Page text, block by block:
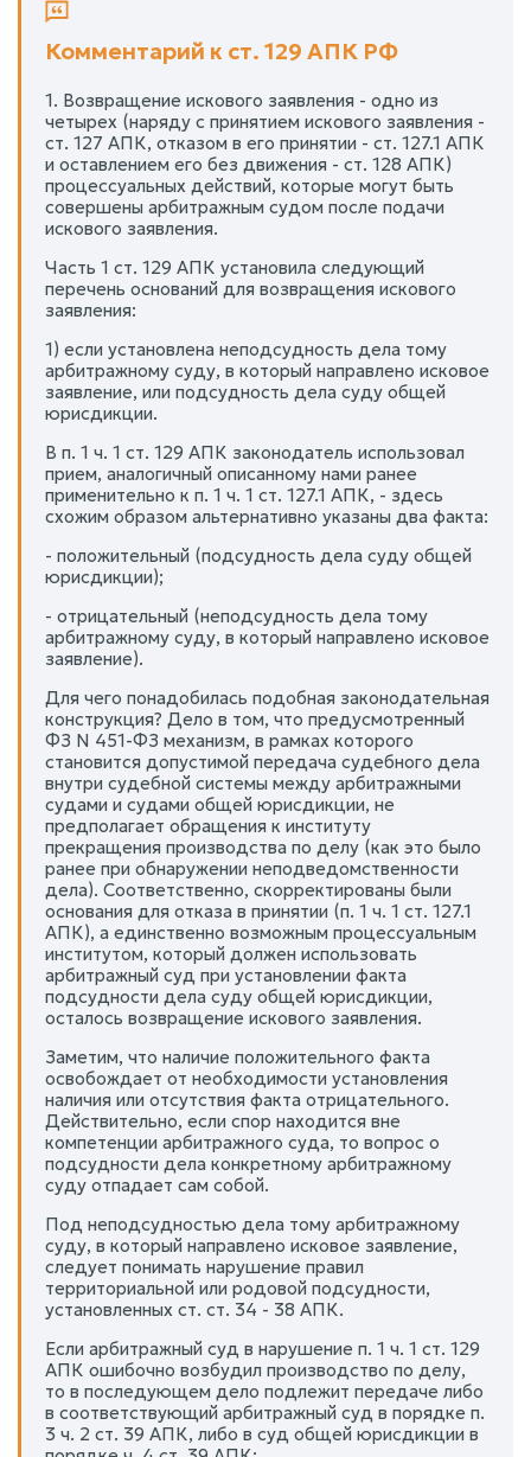
Комментарий к ст. 129 АПК РФ
1. Возвращение искового заявления - одно из
четырех (наряду с принятием искового заявления -
ст. 127 АПК, отказом в его принятии - ст. 127.1 АПК
и оставлением его без движения - ст. 128 АПК)
процессуальных действий, которые могут быть
совершены арбитражным судом после подачи
искового заявления.
Часть 1 ст. 129 АПК установила следующий
перечень оснований для возвращения искового
заявления:
1) если установлена неподсудность дела тому
арбитражному суду, в который направлено исковое
заявление, или подсудность дела суду общей
юрисдикции.
В п. 1 ч. 1 ст. 129 АПК законодатель использовал
прием, аналогичный описанному нами ранее
применительно к п. 1 ч. 1 ст. 127.1 АПК, - здесь
схожим образом альтернативно указаны два факта:
- положительный (подсудность дела суду общей
юрисдикции);
- отрицательный (неподсудность дела тому
арбитражному суду, в который направлено исковое
заявление).
Для чего понадобилась подобная законодательная
конструкция? Дело в том, что предусмотренный
ФЗ N 451-ФЗ механизм, в рамках которого
становится допустимой передача судебного дела
внутри судебной системы между арбитражными
судами и судами общей юрисдикции, не
предполагает обращения к институту
прекращения производства по делу (как это было
ранее при обнаружении неподведомственности
дела). Соответственно, скорректированы были
основания для отказа в принятии (п. 1 ч. 1 ст. 127.1
АПК), а единственно возможным процессуальным
институтом, который должен использовать
арбитражный суд при установлении факта
подсудности дела суду общей юрисдикции,
осталось возвращение искового заявления.
Заметим, что наличие положительного факта
освобождает от необходимости установления
наличия или отсутствия факта отрицательного.
Действительно, если спор находится вне
компетенции арбитражного суда, то вопрос о
подсудности дела конкретному арбитражному
суду отпадает сам собой.
Под неподсудностью дела тому арбитражному
суду, в который направлено исковое заявление,
следует понимать нарушение правил
территориальной или родовой подсудности,
установленных ст. ст. 34 - 38 АПК.
Если арбитражный суд в нарушение п. 1 ч. 1 ст. 129
АПК ошибочно возбудил производство по делу,
то в последующем дело подлежит передаче либо
в соответствующий арбитражный суд в порядке п.
3 ч. 2 ст. 39 АПК, либо в суд общей юрисдикции в